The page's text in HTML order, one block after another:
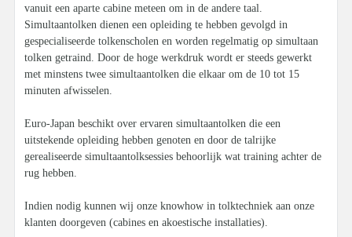
vanuit een aparte cabine meteen om in de andere taal.
Simultaantolken dienen een opleiding te hebben gevolgd in
gespecialiseerde tolkenscholen en worden regelmatig op simultaan
tolken getraind. Door de hoge werkdruk wordt er steeds gewerkt
met minstens twee simultaantolken die elkaar om de 10 tot 15
minuten afwisselen.
Euro-Japan beschikt over ervaren simultaantolken die een
uitstekende opleiding hebben genoten en door de talrijke
gerealiseerde simultaantolksessies behoorlijk wat training achter de
rug hebben.
Indien nodig kunnen wij onze knowhow in tolktechniek aan onze
klanten doorgeven (cabines en akoestische installaties).